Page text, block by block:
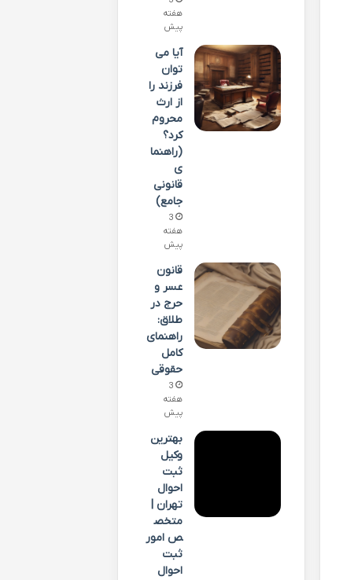
هفته
پیش
آیا می
توان
فرزند را
از ارث
محروم
کرد؟
(راهنما
ی
قانونی
جامع)
3
هفته
پیش
قانون
عسر و
حرج در
طلاق:
راهنمای
کامل
حقوقی
3
هفته
پیش
بهترین
وکیل
ثبت
احوال
تهران |
متخص
ص امور
ثبت
احوال